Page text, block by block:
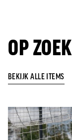
OP
BEKIJK ALLE ITEMS